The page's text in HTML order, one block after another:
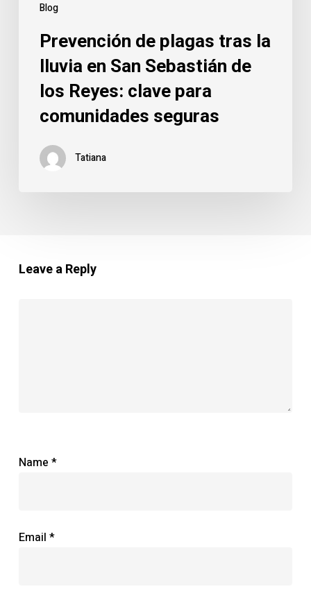
Blog
Prevención de plagas tras la
lluvia en San Sebastián de
los Reyes: clave para
comunidades seguras
Tatiana
Leave a Reply
Name *
Email *